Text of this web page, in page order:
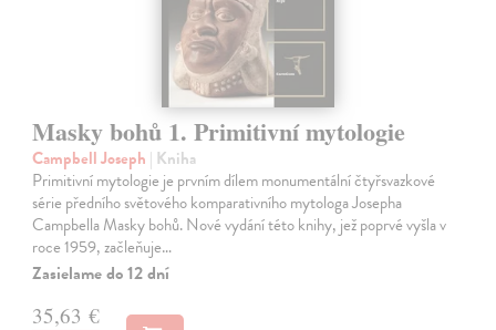
Masky bohů 1. Primitivní mytologie
Campbell Joseph | Kniha
Primitivní mytologie je prvním dílem monumentální čtyřsvazkové
série předního světového komparativního mytologa Josepha
Campbella Masky bohů. Nové vydání této knihy, jež poprvé vyšla v
roce 1959, začleňuje…
Zasielame do 12 dní
35,63 €